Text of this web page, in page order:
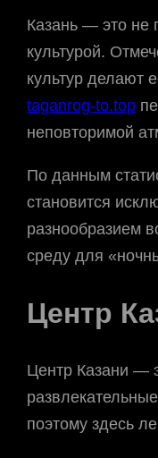
Казань — это не
культурой.
культур делают
taganrog-to.top
неповторимой
По данным
становится
разнообразием
среду для
Центр
Центр Казани —
поэтому здесь